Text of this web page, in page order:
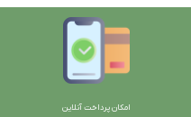
امکان پرداخت آنلاین